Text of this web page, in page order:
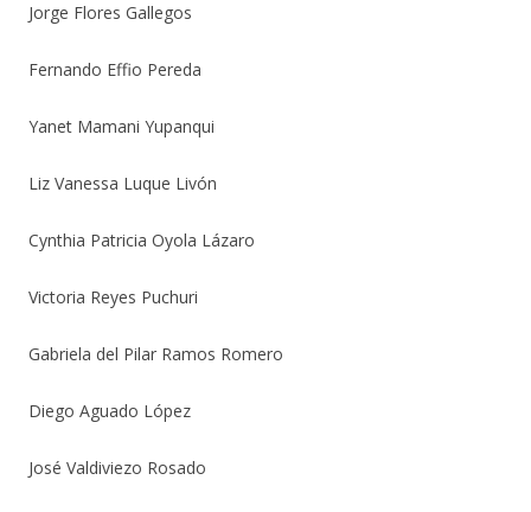
Jorge Flores Gallegos
Fernando Effio Pereda
Yanet Mamani Yupanqui
Liz Vanessa Luque Livón
Cynthia Patricia Oyola Lázaro
Victoria Reyes Puchuri
Gabriela del Pilar Ramos Romero
Diego Aguado López
José Valdiviezo Rosado